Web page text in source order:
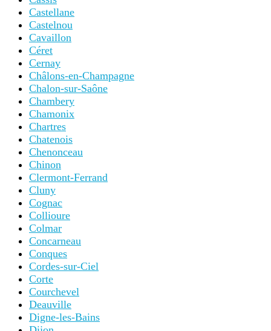
Castellane
Castelnou
Cavaillon
Céret
Cernay
Châlons-en-Champagne
Chalon-sur-Saône
Chambery
Chamonix
Chartres
Chatenois
Chenonceau
Chinon
Clermont-Ferrand
Cluny
Cognac
Collioure
Colmar
Concarneau
Conques
Cordes-sur-Ciel
Corte
Courchevel
Deauville
Digne-les-Bains